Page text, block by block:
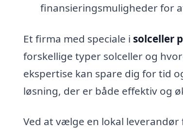
finansieringsmuligheder for
Et firma med speciale i solceller
forskellige typer solceller og
ekspertise kan spare dig for tid
løsning, der er både effektiv og
Ved at vælge en lokal